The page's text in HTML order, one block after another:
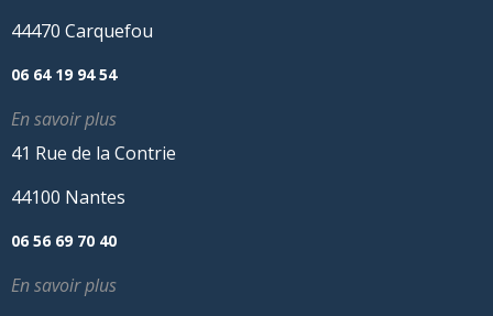
44470 Carquefou
06 64 19 94 54
En savoir plus
41 Rue de la Contrie
44100 Nantes
06 56 69 70 40
En savoir plus